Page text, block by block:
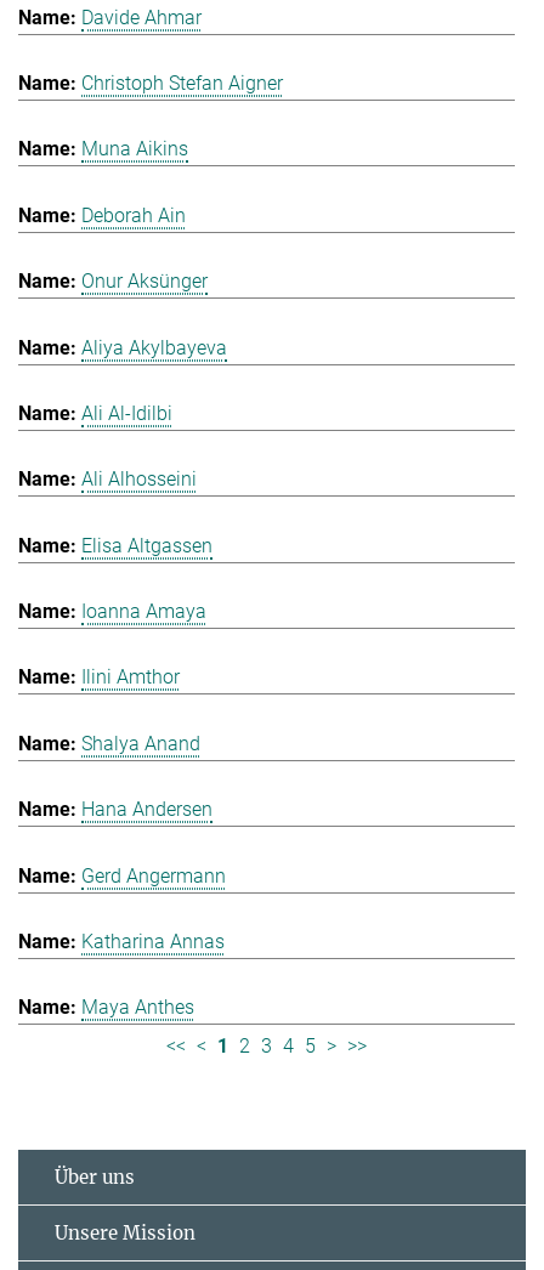
Davide Ahmar
Christoph Stefan Aigner
Muna Aikins
Deborah Ain
Onur Aksünger
Aliya Akylbayeva
Ali Al-Idilbi
Ali Alhosseini
Elisa Altgassen
Ioanna Amaya
Ilini Amthor
Shalya Anand
Hana Andersen
Gerd Angermann
Katharina Annas
Maya Anthes
<< < 1 2 3 4 5 > >>
Über uns
Unsere Mission